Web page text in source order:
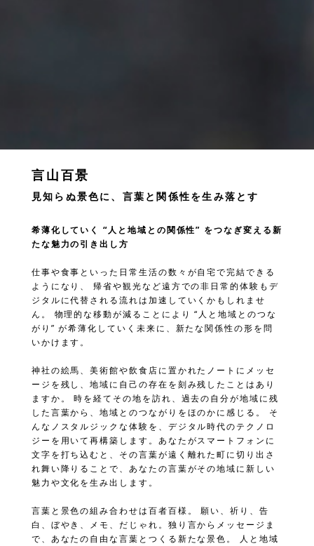
言山百景
見知らぬ景色に、言葉と関係性を生み落とす
希薄化していく “人と地域との関係性” をつなぎ変える新
たな魅力の引き出し方
仕事や食事といった日常生活の数々が自宅で完結できる
ようになり、 帰省や観光など遠方での非日常的体験もデ
ジタルに代替される流れは加速していくかもしれませ
ん。 物理的な移動が減ることにより “人と地域とのつな
がり” が希薄化していく未来に、新たな関係性の形を問
いかけます。
神社の絵馬、美術館や飲食店に置かれたノートにメッセ
ージを残し、地域に自己の存在を刻み残したことはあり
ますか。 時を経てその地を訪れ、過去の自分が地域に残
した言葉から、地域とのつながりをほのかに感じる。 そ
んなノスタルジックな体験を、デジタル時代のテクノロ
ジーを用いて再構築します。あなたがスマートフォンに
文字を打ち込むと、その言葉が遠く離れた町に切り出さ
れ舞い降りることで、あなたの言葉がその地域に新しい
魅力や文化を生み出します。
言葉と景色の組み合わせは百者百様。 願い、祈り、告
白、ぼやき、メモ、だじゃれ。独り言からメッセージま
で、あなたの自由な言葉とつくる新たな景色。 人と地域